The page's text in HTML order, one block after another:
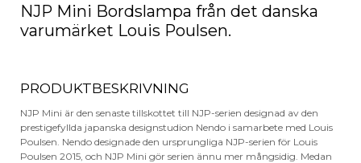
NJP Mini Bordslampa från det danska
varumärket Louis Poulsen.
PRODUKTBESKRIVNING
NJP Mini är den senaste tillskottet till NJP-serien designad av den
prestigefyllda japanska designstudion Nendo i samarbete med Louis
Poulsen. Nendo designade den ursprungliga NJP-serien för Louis
Poulsen 2015, och NJP Mini gör serien ännu mer mångsidig. Medan